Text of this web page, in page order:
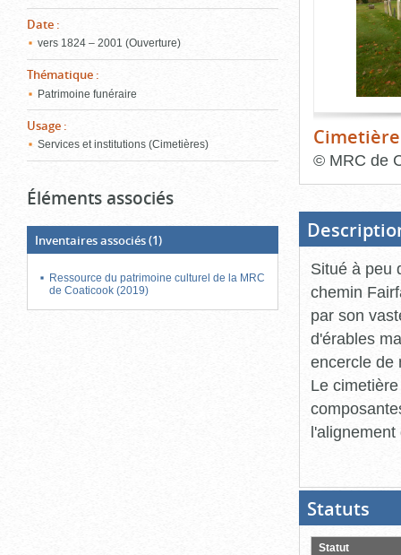
Date :
vers 1824 – 2001 (Ouverture)
Thématique :
Patrimoine funéraire
Usage :
Services et institutions (Cimetières)
Éléments associés
Inventaires associés(1)
Ressource du patrimoine culturel de la MRC
de Coaticook (2019)
© MRC de
bloc
d'onglets
Situé à peu
chemin
par son
d'érables
encercle de
Le
Statuts
pour
Statut